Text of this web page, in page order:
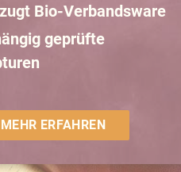
Bio-Verbandsware
geprüfte
MEHR ERFAHREN